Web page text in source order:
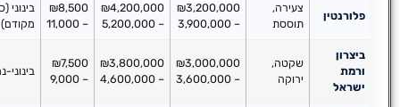
פלורנטין
צעירה,
תוססת
₪3,200,000
₪4,200,000
– 5,200,000
₪8,500
– 11,000
בינוני (כבר
מקודם)
ביצרון
ישראל
שקטה,
₪3,000,000
₪3,800,000
– 4,600,000
₪7,500
– 9,000
בינוני-נמוך